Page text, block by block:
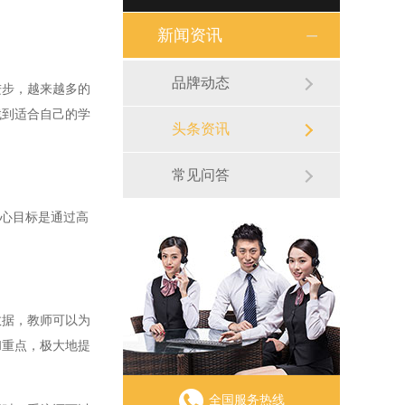
，越来越多的
适合自己的学
目标是通过高
，教师可以为
点，极大地提
新闻资讯
品牌动态
头条资讯
常见问答
全国服务热线